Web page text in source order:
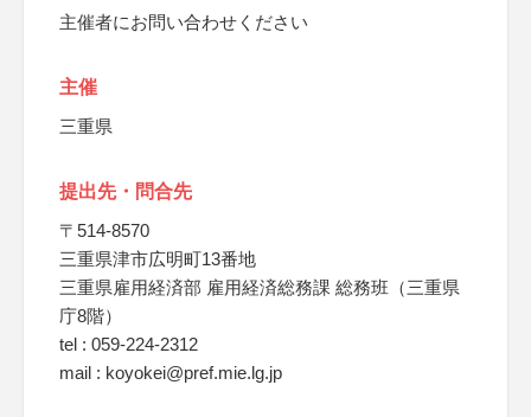
主催者にお問い合わせください
主催
三重県
提出先・問合先
〒514-8570
三重県津市広明町13番地
三重県雇用経済部 雇用経済総務課 総務班（三重県
庁8階）
tel : 059-224-2312
mail : koyokei@pref.mie.lg.jp